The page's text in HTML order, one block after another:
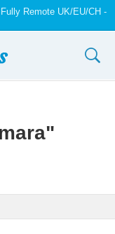
Remote UK/EU/CH -